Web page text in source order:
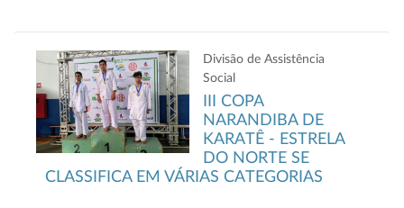
Divisão de Assistência
Social
III COPA
NARANDIBA DE
KARATÊ - ESTRELA
DO NORTE SE
CLASSIFICA EM VÁRIAS CATEGORIAS